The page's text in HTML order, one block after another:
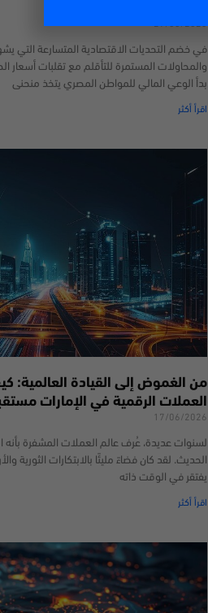
29/06/2026
في خضم التحديات الاقتصادية المتسارعة التي
والمحاولات المستمرة للتأقلم مع تقلبات
بدأ الوعي المالي للمواطن المصري يتخذ منحنى
اقرأ أكثر
من الغموض إلى القيادة العالمية:
العملات الرقمية في الإمارات
17/06/2026
لسنوات عديدة، عُرف عالم العملات المشفرة بأنه
الحديث. لقد كان فضاءً مليئًا بالابتكارات الثورية
يفتقر في الوقت ذاته
اقرأ أكثر